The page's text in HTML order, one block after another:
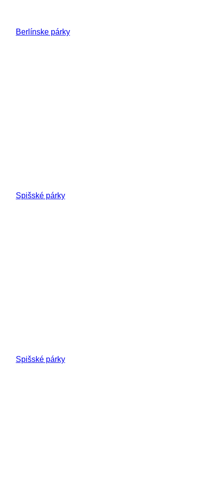
Berlínske párky
Spišské párky
Spišské párky